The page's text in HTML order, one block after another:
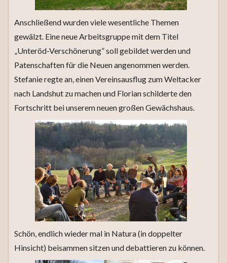
Anschließend wurden viele wesentliche Themen
gewälzt. Eine neue Arbeitsgruppe mit dem Titel
„Unteröd-Verschönerung” soll gebildet werden und
Patenschaften für die Neuen angenommen werden.
Stefanie regte an, einen Vereinsausflug zum Weltacker
nach Landshut zu machen und Florian schilderte den
Fortschritt bei unserem neuen großen Gewächshaus.
Schön, endlich wieder mal in Natura (in doppelter
Hinsicht) beisammen sitzen und debattieren zu können.